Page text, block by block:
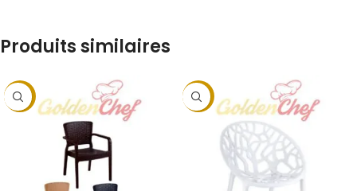
Produits similaires
-9% -9%